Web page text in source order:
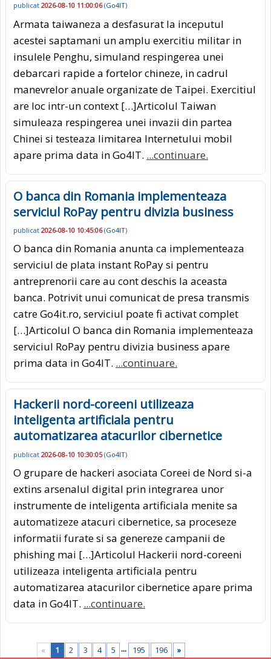
publicat 2026-08-10 11:00:06(Go4IT)
Armata taiwaneza a desfasurat la inceputul
acestei saptamani un amplu exercitiu militar in
insulele Penghu, simuland respingerea unei
debarcari rapide a fortelor chineze, in cadrul
manevrelor anuale organizate de Taipei. Exercitiul
are loc intr-un context […]Articolul Taiwan
simuleaza respingerea unei invazii din partea
Chinei si testeaza limitarea Internetului mobil
apare prima data in Go4IT. ...continuare.
O banca din Romania implementeaza
serviciul RoPay pentru divizia business
publicat 2026-08-10 10:45:06(Go4IT)
O banca din Romania anunta ca implementeaza
serviciul de plata instant RoPay si pentru
antreprenorii care au cont deschis la aceasta
banca. Potrivit unui comunicat de presa transmis
catre Go4it.ro, serviciul poate fi activat complet
[…]Articolul O banca din Romania implementeaza
serviciul RoPay pentru divizia business apare
prima data in Go4IT. ...continuare.
Hackerii nord-coreeni utilizeaza
inteligenta artificiala pentru
automatizarea atacurilor cibernetice
publicat 2026-08-10 10:30:05(Go4IT)
O grupare de hackeri asociata Coreei de Nord si-a
extins arsenalul digital prin integrarea unor
instrumente de inteligenta artificiala menite sa
automatizeze atacuri cibernetice, sa proceseze
informatii furate si sa genereze campanii de
phishing mai […]Articolul Hackerii nord-coreeni
utilizeaza inteligenta artificiala pentru
automatizarea atacurilor cibernetice apare prima
data in Go4IT. ...continuare.
« 1 2 3 4 5 ... 195 196 »